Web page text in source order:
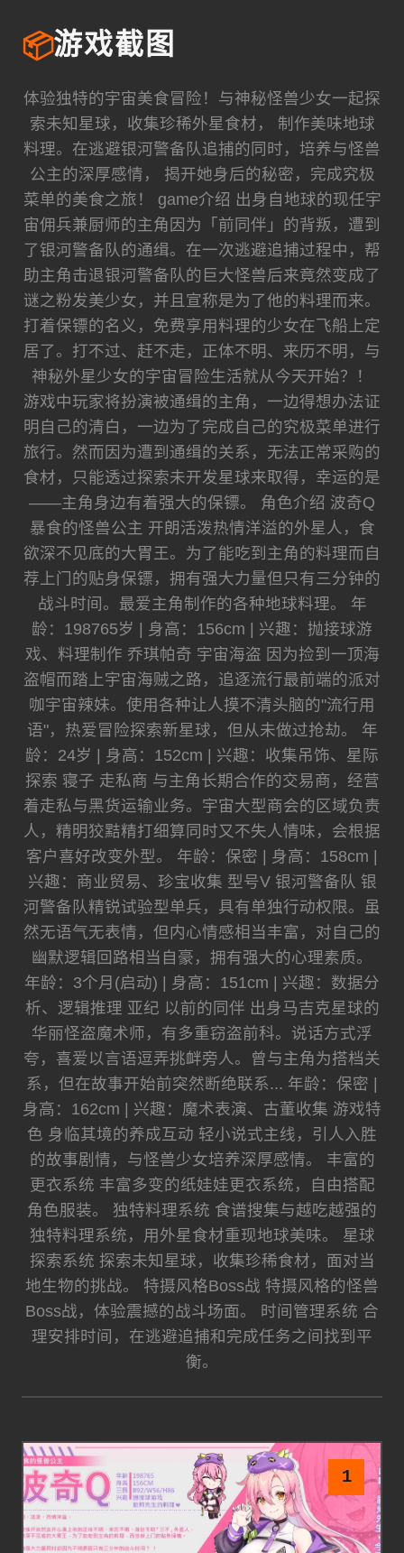
📦游戏截图
体验独特的宇宙美食冒险！与神秘怪兽少女一起探
索未知星球，收集珍稀外星食材， 制作美味地球
料理。在逃避银河警备队追捕的同时，培养与怪兽
公主的深厚感情， 揭开她身后的秘密，完成究极
菜单的美食之旅！ game介绍 出身自地球的现任宇
宙佣兵兼厨师的主角因为「前同伴」的背叛，遭到
了银河警备队的通缉。在一次逃避追捕过程中，帮
助主角击退银河警备队的巨大怪兽后来竟然变成了
谜之粉发美少女，并且宣称是为了他的料理而来。
打着保镖的名义，免费享用料理的少女在飞船上定
居了。打不过、赶不走，正体不明、来历不明，与
神秘外星少女的宇宙冒险生活就从今天开始？！
游戏中玩家将扮演被通缉的主角，一边得想办法证
明自己的清白，一边为了完成自己的究极菜单进行
旅行。然而因为遭到通缉的关系，无法正常采购的
食材，只能透过探索未开发星球来取得，幸运的是
——主角身边有着强大的保镖。 角色介绍 波奇Q
暴食的怪兽公主 开朗活泼热情洋溢的外星人，食
欲深不见底的大胃王。为了能吃到主角的料理而自
荐上门的贴身保镖，拥有强大力量但只有三分钟的
战斗时间。最爱主角制作的各种地球料理。 年
龄：198765岁 | 身高：156cm | 兴趣：抛接球游
戏、料理制作 乔琪帕奇 宇宙海盗 因为捡到一顶海
盗帽而踏上宇宙海贼之路，追逐流行最前端的派对
咖宇宙辣妹。使用各种让人摸不清头脑的"流行用
语"，热爱冒险探索新星球，但从未做过抢劫。 年
龄：24岁 | 身高：152cm | 兴趣：收集吊饰、星际
探索 寝子 走私商 与主角长期合作的交易商，经营
着走私与黑货运输业务。宇宙大型商会的区域负责
人，精明狡黠精打细算同时又不失人情味，会根据
客户喜好改变外型。 年龄：保密 | 身高：158cm |
兴趣：商业贸易、珍宝收集 型号V 银河警备队 银
河警备队精锐试验型单兵，具有单独行动权限。虽
然无语气无表情，但内心情感相当丰富，对自己的
幽默逻辑回路相当自豪，拥有强大的心理素质。
年龄：3个月(启动) | 身高：151cm | 兴趣：数据分
析、逻辑推理 亚纪 以前的同伴 出身马吉克星球的
华丽怪盗魔术师，有多重窃盗前科。说话方式浮
夸，喜爱以言语逗弄挑衅旁人。曾与主角为搭档关
系，但在故事开始前突然断绝联系... 年龄：保密 |
身高：162cm | 兴趣：魔术表演、古董收集 游戏特
色 身临其境的养成互动 轻小说式主线，引人入胜
的故事剧情，与怪兽少女培养深厚感情。 丰富的
更衣系统 丰富多变的纸娃娃更衣系统，自由搭配
角色服装。 独特料理系统 食谱搜集与越吃越强的
独特料理系统，用外星食材重现地球美味。 星球
探索系统 探索未知星球，收集珍稀食材，面对当
地生物的挑战。 特摄风格Boss战 特摄风格的怪兽
Boss战，体验震撼的战斗场面。 时间管理系统 合
理安排时间，在逃避追捕和完成任务之间找到平
衡。
1